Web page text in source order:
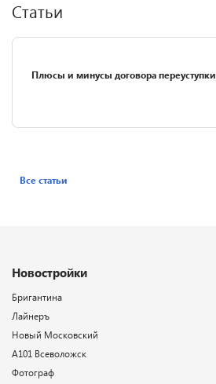
Статьи
Плюсы и минусы договора переуступки
Все статьи
Новостройки
Бригантина
Лайнеръ
Новый Московский
А101 Всеволожск
Фотограф